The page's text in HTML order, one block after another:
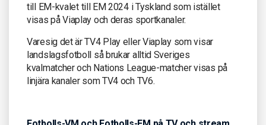
till EM-kvalet till EM 2024 i Tyskland som istället
visas på Viaplay och deras sportkanaler.
Varesig det är TV4 Play eller Viaplay som visar
landslagsfotboll så brukar alltid Sveriges
kvalmatcher och Nations League-matcher visas på
linjära kanaler som TV4 och TV6.